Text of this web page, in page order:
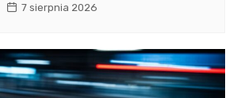
7 sierpnia 2026